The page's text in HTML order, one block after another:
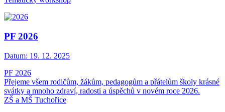
PF 2026
Datum: 19. 12. 2025
PF 2026
Přejeme všem rodičům, žákům, pedagogům a přátelům školy krásné
svátky a mnoho zdraví, radosti a úspěchů v novém roce 2026.
ZŠ a MŠ Tuchořice